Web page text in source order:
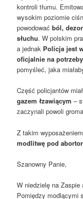
kontroli tłumu.
wysokim poziomie
powodowaćból,
słuchu. W polskim
a jednak Policja jest
oficjalnie na
pomyśleć, jaka
Część policjantów
gazem łzawiącym –
zaczynali powoli
Z takim
modlitwę pod
Szanowny Panie,
W niedzielę na
Pomiędzy modlącymi